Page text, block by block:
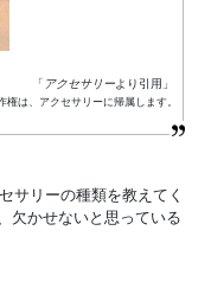
「 アクセサリーより引用」
権は、アクセサリーに帰属します。
サリーの種類を教えてく
欠かせないと思っている